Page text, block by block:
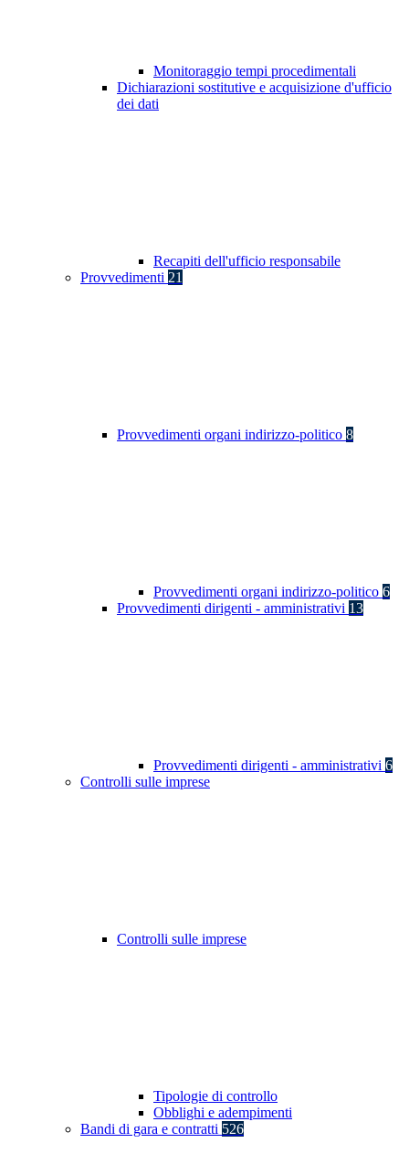
Monitoraggio tempi procedimentali
Dichiarazioni sostitutive e acquisizione d'ufficio
dei dati
Recapiti dell'ufficio responsabile
Provvedimenti 21
Provvedimenti organi indirizzo-politico 8
Provvedimenti organi indirizzo-politico 6
Provvedimenti dirigenti - amministrativi 13
Provvedimenti dirigenti - amministrativi 6
Controlli sulle imprese
Controlli sulle imprese
Tipologie di controllo
Obblighi e adempimenti
Bandi di gara e contratti 526